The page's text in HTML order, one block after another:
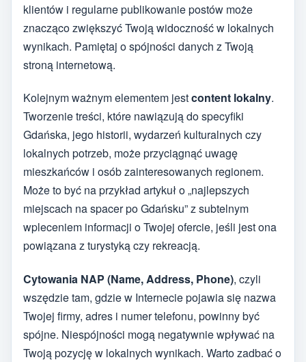
klientów i regularne publikowanie postów może
znacząco zwiększyć Twoją widoczność w lokalnych
wynikach. Pamiętaj o spójności danych z Twoją
stroną internetową.
Kolejnym ważnym elementem jestcontent lokalny.
Tworzenie treści, które nawiązują do specyfiki
Gdańska, jego historii, wydarzeń kulturalnych czy
lokalnych potrzeb, może przyciągnąć uwagę
mieszkańców i osób zainteresowanych regionem.
Może to być na przykład artykuł o „najlepszych
miejscach na spacer po Gdańsku” z subtelnym
wpleceniem informacji o Twojej ofercie, jeśli jest ona
powiązana z turystyką czy rekreacją.
Cytowania NAP (Name, Address, Phone), czyli
wszędzie tam, gdzie w Internecie pojawia się nazwa
Twojej firmy, adres i numer telefonu, powinny być
spójne. Niespójności mogą negatywnie wpływać na
Twoją pozycję w lokalnych wynikach. Warto zadbać o